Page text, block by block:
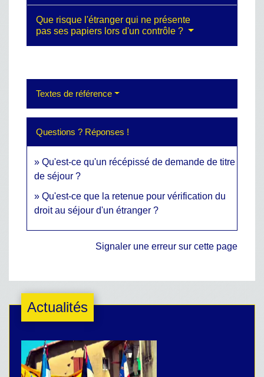
Que risque l'étranger qui ne présente
pas ses papiers lors d'un contrôle ?
Textes de référence
Questions ? Réponses !
Qu'est-ce qu'un récépissé de demande de titre
de séjour ?
Qu'est-ce que la retenue pour vérification du
droit au séjour d'un étranger ?
Signaler une erreur sur cette page
Actualités